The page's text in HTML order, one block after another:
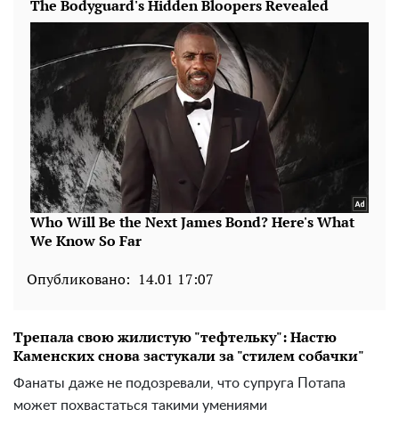
Опубликовано: 14.01 17:07
Трепала свою жилистую "тефтельку": Настю
Каменских снова застукали за "стилем собачки"
Фанаты даже не подозревали, что супруга Потапа
может похвастаться такими умениями